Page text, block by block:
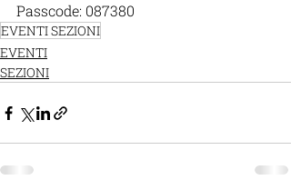
Passcode: 087380
EVENTI SEZIONI
EVENTI
SEZIONI